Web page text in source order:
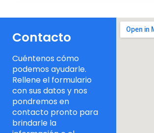
Contacto
Cuéntenos cómo
podemos ayudarle.
Rellene el formulario
con sus datos y nos
pondremos en
contacto pronto para
brindarle la